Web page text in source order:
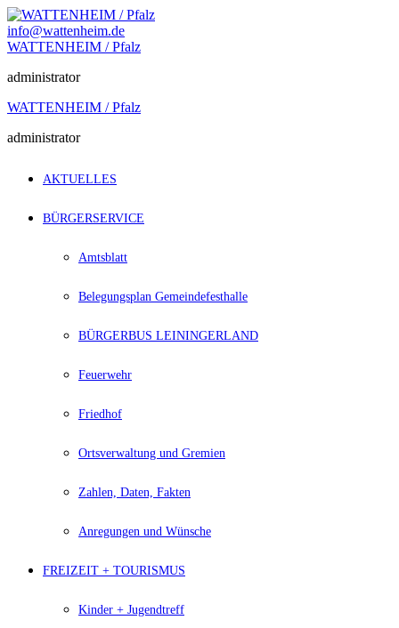
Zum
Inhalt
springen
info@wattenheim.de
WATTENHEIM / Pfalz
administrator
WATTENHEIM / Pfalz
administrator
AKTUELLES
BÜRGERSERVICE
Amtsblatt
Belegungsplan Gemeindefesthalle
BÜRGERBUS LEININGERLAND
Feuerwehr
Friedhof
Ortsverwaltung und Gremien
Zahlen, Daten, Fakten
Anregungen und Wünsche
FREIZEIT + TOURISMUS
Kinder + Jugendtreff